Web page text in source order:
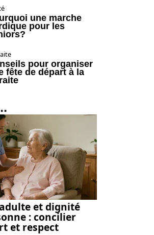
une marche
pour les
pour organiser
fête de départ à la
et dignité
: concilier
et respect